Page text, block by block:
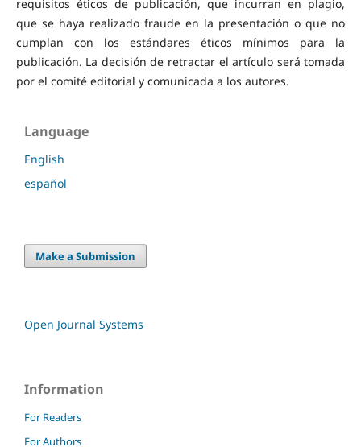
requisitos éticos de publicación, que incurran en plagio,
que se haya realizado fraude en la presentación o que no
cumplan con los estándares éticos mínimos para la
publicación. La decisión de retractar el artículo será tomada
por el comité editorial y comunicada a los autores.
Language
English
español
Make a Submission
Open Journal Systems
Information
For Readers
For Authors